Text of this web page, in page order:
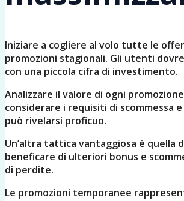
Iniziare a cogliere al volo tutte le
promozioni stagionali. Gli utenti
con una piccola cifra di investimento.
Analizzare il valore di ogni
considerare i requisiti di scommessa
può rivelarsi proficuo.
Un’altra tattica vantaggiosa è quella
beneficare di ulteriori bonus e
di perdite.
Le promozioni temporanee